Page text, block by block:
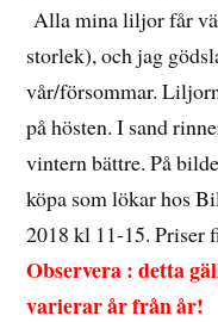
Alla mina liljor får
storlek), och jag
vår/försommar.
på hösten. I sand
vintern bättre. På
köpa som lökar hos
2018 kl 11-15. Priser
Observera : detta
varierar år från år!